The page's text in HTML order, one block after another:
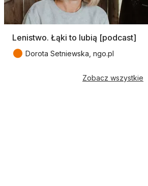
Lenistwo. Łąki to lubią [podcast]
● Dorota Setniewska, ngo.pl
Zobacz wszystkie